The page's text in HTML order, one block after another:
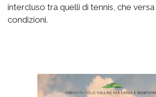
intercluso tra quelli di tennis, che
condizioni.